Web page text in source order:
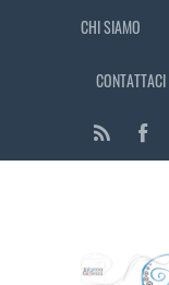
CHI SIAMO
CONTATTACI